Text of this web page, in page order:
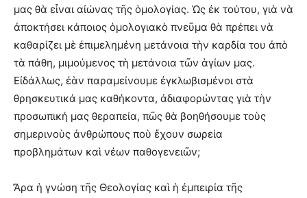
μας θὰ εἶναι αἰώνας τῆς ὁμολογίας. Ὡς ἐκ τούτου, γιὰ νὰ
ἀποκτήσει κάποιος ὁμολογιακὸ πνεῦμα θὰ πρέπει νὰ
καθαρίζει μὲ ἐπιμελημένη μετάνοια τὴν καρδία του ἀπὸ
τὰ πάθη, μιμούμενος τὴ μετάνοια τῶν ἁγίων μας.
Εἰδάλλως, ἐὰν παραμείνουμε ἐγκλωβισμένοι στὰ
θρησκευτικά μας καθήκοντα, ἀδιαφορώντας γιὰ τὴν
προσωπική μας θεραπεία, πῶς θὰ βοηθήσουμε τοὺς
σημερινοὺς ἀνθρώπους ποὺ ἔχουν σωρεία
προβλημάτων καὶ νέων παθογενειῶν;
Ἄρα ἡ γνώση τῆς Θεολογίας καὶ ἡ ἐμπειρία τῆς